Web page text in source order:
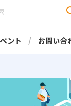
ント お問い合